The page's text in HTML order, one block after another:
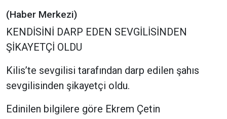
(Haber Merkezi)
KENDİSİNİ DARP EDEN SEVGİLİSİNDEN
ŞİKAYETÇİ OLDU
Kilis’te sevgilisi tarafından darp edilen şahıs
sevgilisinden şikayetçi oldu.
Edinilen bilgilere göre Ekrem Çetin